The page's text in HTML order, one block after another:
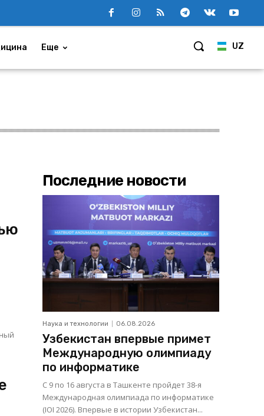
UZ
Еще
Последние новости
Наука и технологии 06.08.2026
Узбекистан впервые примет
Международную олимпиаду
по информатике
С 9 по 16 августа в Ташкенте пройдет 38-я
Международная олимпиада по информатике
(IOI 2026). Впервые в истории Узбекистан...